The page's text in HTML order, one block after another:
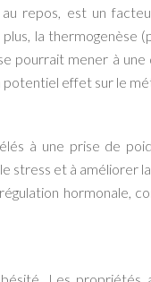
repos, est un
la thermogenèse
pourrait mener à
effet sur le
à une prise de
et à améliorer
hormonale,